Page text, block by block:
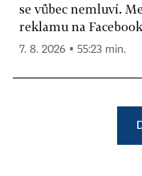
se vůbec nemluví.
reklamu na
7. 8. 2026 ▪ 55:23 min.